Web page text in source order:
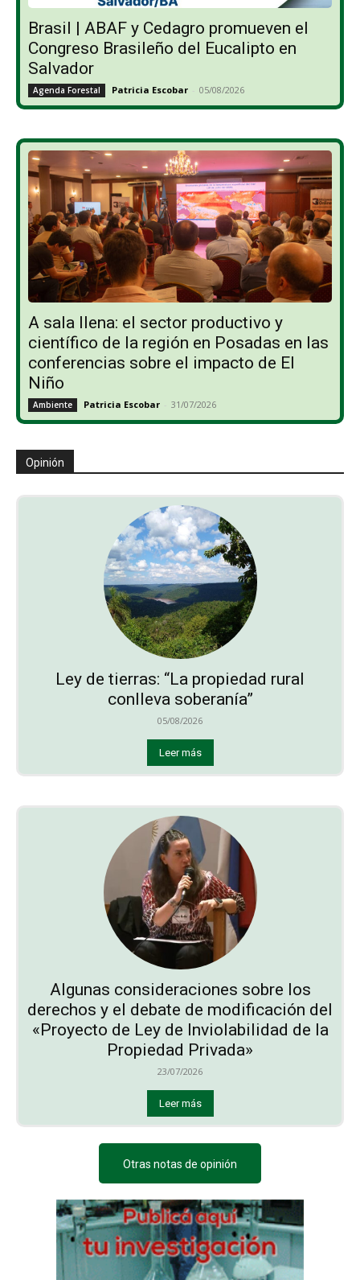
Brasil | ABAF y Cedagro promueven el
Congreso Brasileño del Eucalipto en
Salvador
Agenda Forestal Patricia Escobar - 05/08/2026
A sala llena: el sector productivo y
científico de la región en Posadas en las
conferencias sobre el impacto de El
Niño
Ambiente Patricia Escobar - 31/07/2026
Opinión
Ley de tierras: “La propiedad rural
conlleva soberanía”
05/08/2026
Leer más
Algunas consideraciones sobre los
derechos y el debate de modificación del
«Proyecto de Ley de Inviolabilidad de la
Propiedad Privada»
23/07/2026
Leer más
Otras notas de opinión